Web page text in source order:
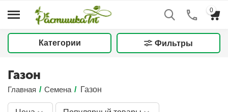
0
Категории Фильтры
Газон
Главная / Семена / Газон